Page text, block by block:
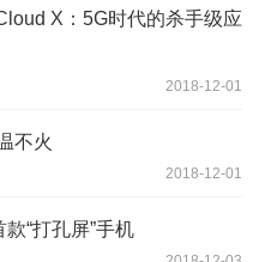
X：5G时代的杀手级应
2018-12-01
不火
2018-12-01
“打孔屏”手机